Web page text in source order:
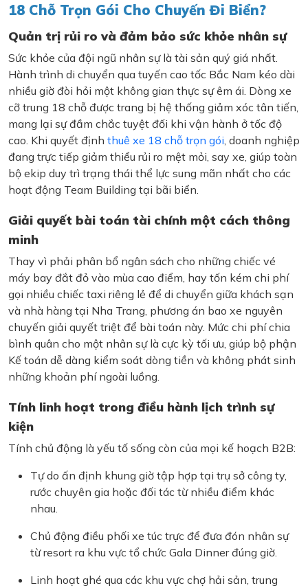
18 Chỗ Trọn Gói Cho Chuyến Đi Biển?
Quản trị rủi ro và đảm bảo sức khỏe nhân sự
Sức khỏe của đội ngũ nhân sự là tài sản quý giá nhất.
Hành trình di chuyển qua tuyến cao tốc Bắc Nam kéo dài
nhiều giờ đòi hỏi một không gian thực sự êm ái. Dòng xe
cỡ trung 18 chỗ được trang bị hệ thống giảm xóc tân tiến,
mang lại sự đầm chắc tuyệt đối khi vận hành ở tốc độ
cao. Khi quyết định thuê xe 18 chỗ trọn gói , doanh nghiệp
đang trực tiếp giảm thiểu rủi ro mệt mỏi, say xe, giúp toàn
bộ ekip duy trì trạng thái thể lực sung mãn nhất cho các
hoạt động Team Building tại bãi biển.
Giải quyết bài toán tài chính một cách thông
minh
Thay vì phải phân bổ ngân sách cho những chiếc vé
máy bay đắt đỏ vào mùa cao điểm, hay tốn kém chi phí
gọi nhiều chiếc taxi riêng lẻ để di chuyển giữa khách sạn
và nhà hàng tại Nha Trang, phương án bao xe nguyên
chuyến giải quyết triệt để bài toán này. Mức chi phí chia
bình quân cho một nhân sự là cực kỳ tối ưu, giúp bộ phận
Kế toán dễ dàng kiểm soát dòng tiền và không phát sinh
những khoản phí ngoài luồng.
Tính linh hoạt trong điều hành lịch trình sự
kiện
Tính chủ động là yếu tố sống còn của mọi kế hoạch B2B:
Tự do ấn định khung giờ tập hợp tại trụ sở công ty,
rước chuyên gia hoặc đối tác từ nhiều điểm khác
nhau.
Chủ động điều phối xe túc trực để đưa đón nhân sự
từ resort ra khu vực tổ chức Gala Dinner đúng giờ.
Linh hoạt ghé qua các khu vực chợ hải sản, trung